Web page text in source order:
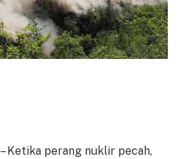
– Ketika perang nuklir pecah,